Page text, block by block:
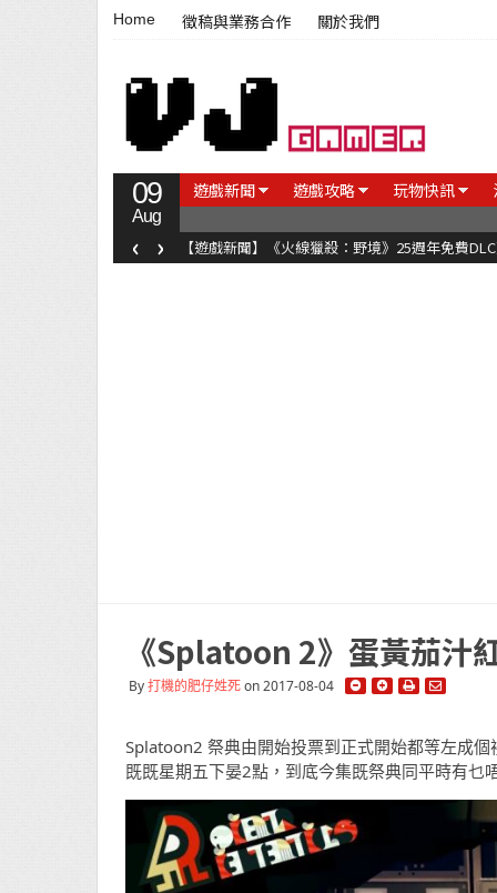
Home 徵稿與業務合作 關於我們
09
Aug
遊戲新聞 遊戲攻略 玩物快訊
【遊戲新聞】《火線獵殺：野境》25週年免費
‹ ›
《Splatoon 2》蛋黃茄汁
By打機的肥仔姓死on 2017-08-04
Splatoon2 祭典由開始投票到正式開始都等左成
既既星期五下晏2點，到底今集既祭典同平時有乜